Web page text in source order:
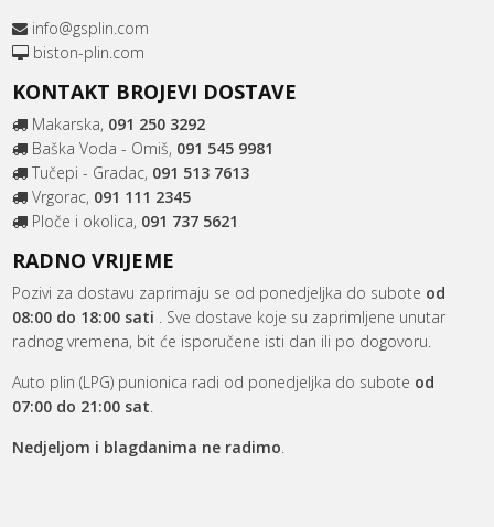
info@gsplin.com
biston-plin.com
KONTAKT BROJEVI DOSTAVE
Makarska, 091 250 3292
Baška Voda - Omiš, 091 545 9981
Tučepi - Gradac, 091 513 7613
Vrgorac, 091 111 2345
Ploče i okolica, 091 737 5621
RADNO VRIJEME
Pozivi za dostavu zaprimaju se od ponedjeljka do subote od
08:00 do 18:00 sati . Sve dostave koje su zaprimljene unutar
radnog vremena, bit će isporučene isti dan ili po dogovoru.
Auto plin (LPG) punionica radi od ponedjeljka do subote od
07:00 do 21:00 sat.
Nedjeljom i blagdanima ne radimo.